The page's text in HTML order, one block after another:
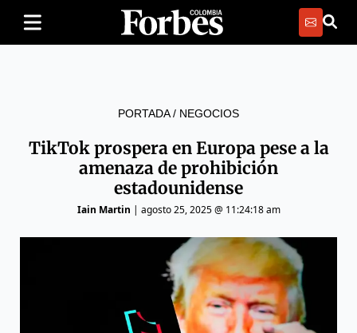
PORTADA/ NEGOCIOS
TikTok prospera en Europa pese a la
amenaza de prohibición
estadounidense
Iain Martin | agosto 25, 2025 @ 11:24:18 am